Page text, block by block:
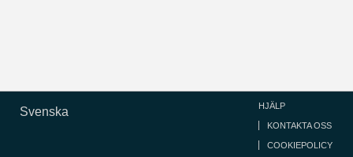
Svenska HJÄLP
KONTAKTA OSS
COOKIEPOLICY